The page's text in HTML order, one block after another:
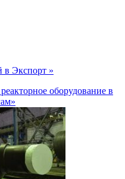
в Экспорт »
оборудование в